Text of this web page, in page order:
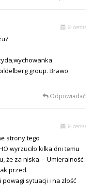
% temu
group. Brawo
Odpowiadać
% temu
strony tego
wyrzuciło kilka dni temu
że za niska. – Umieralność
przed.
sytuacji i na złość